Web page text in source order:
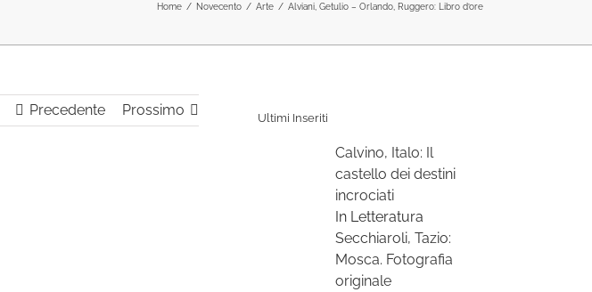
Home / Novecento / Arte / Alviani, Getulio – Orlando, Ruggero: Libro d’ore
Precedente Prossimo Ultimi Inseriti
Calvino, Italo: Il
castello dei destini
incrociati
In Letteratura
Secchiaroli, Tazio:
Mosca. Fotografia
originale